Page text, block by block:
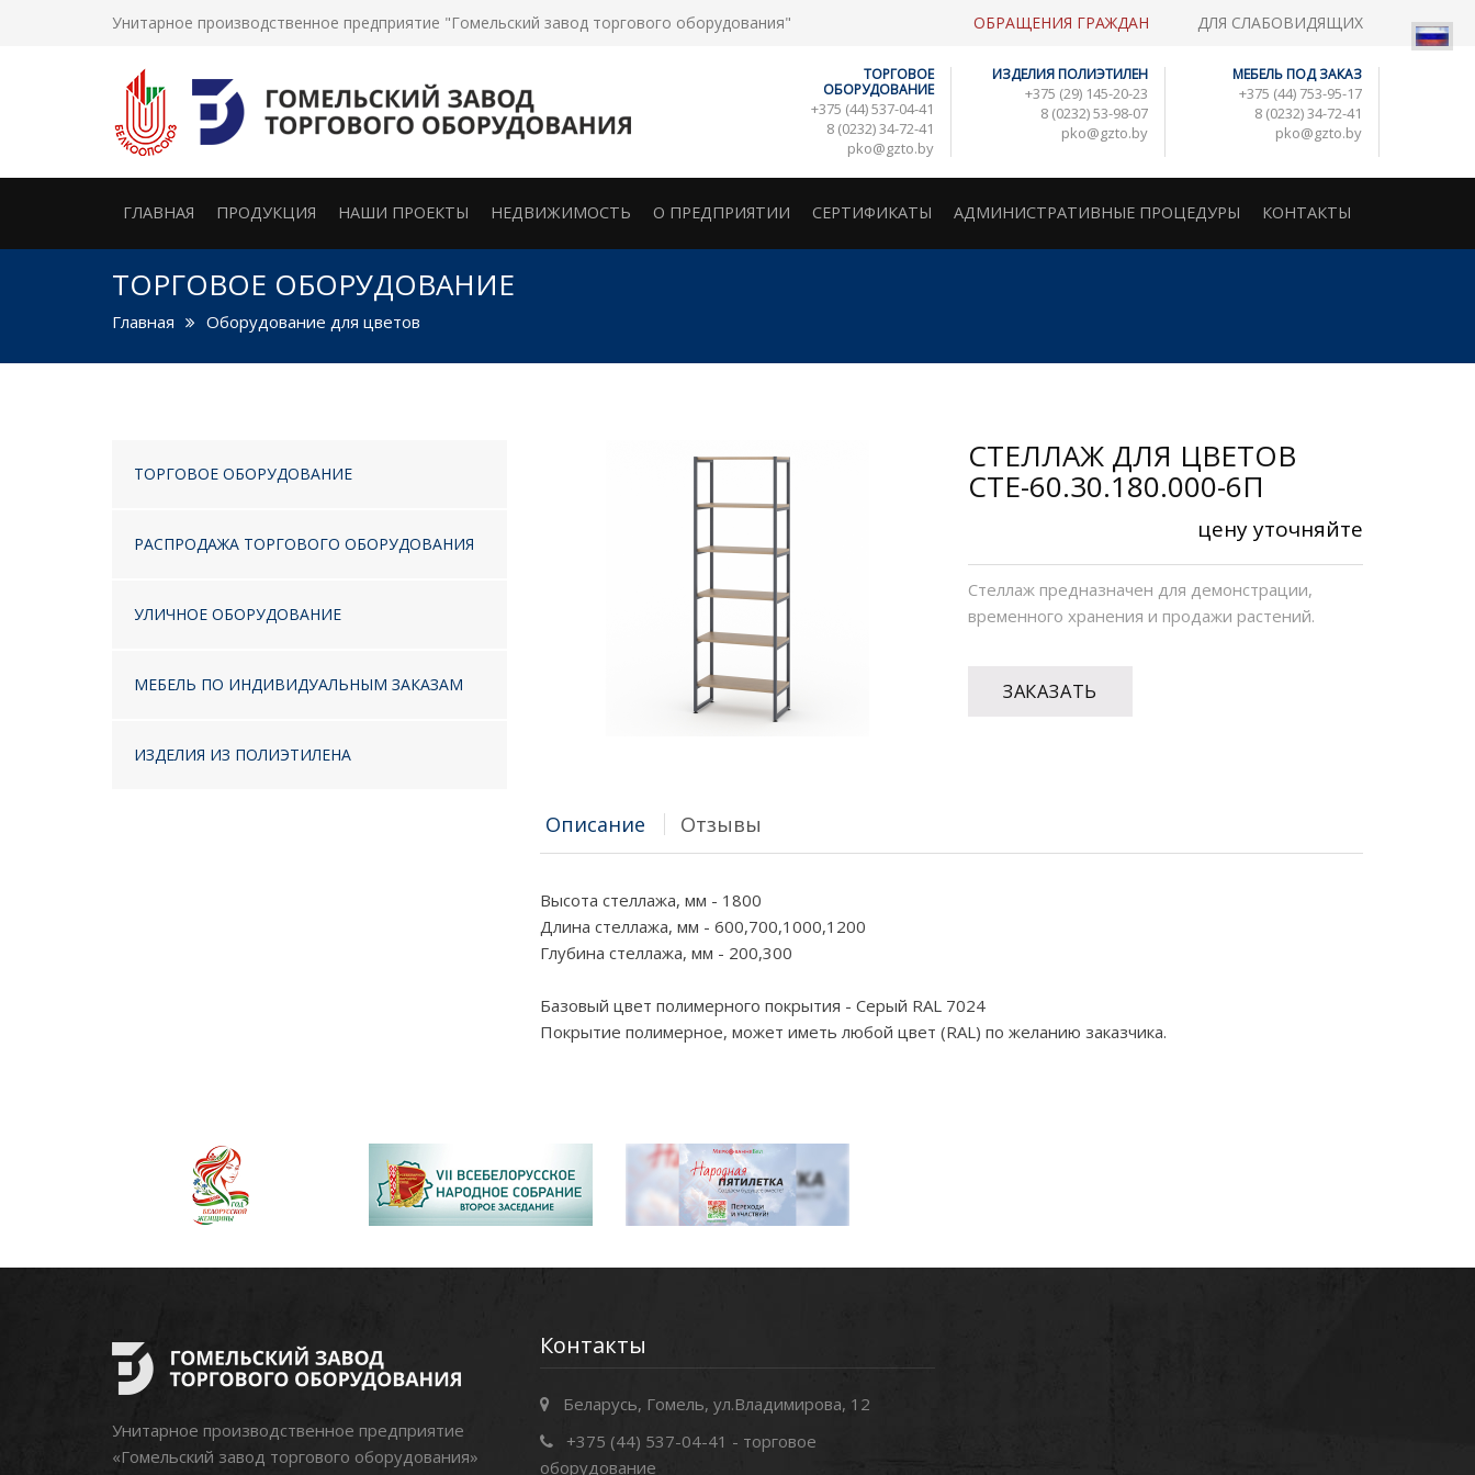
Унитарное производственное предприятие "Гомельский завод торгового оборудования" ОБРАЩЕНИЯ ГРАЖДАН ДЛЯ СЛАБОВИДЯЩИХ
ТОРГОВОЕ
ОБОРУДОВАНИЕ
+375 (44) 537-04-41
8 (0232) 34-72-41
pko@gzto.by
ИЗДЕЛИЯ ПОЛИЭТИЛЕН
+375 (29) 145-20-23
8 (0232) 53-98-07
pko@gzto.by
МЕБЕЛЬ ПОД ЗАКАЗ
+375 (44) 753-95-17
8 (0232) 34-72-41
pko@gzto.by
ГЛАВНАЯ ПРОДУКЦИЯ НАШИ ПРОЕКТЫ НЕДВИЖИМОСТЬ О ПРЕДПРИЯТИИ СЕРТИФИКАТЫ АДМИНИСТРАТИВНЫЕ ПРОЦЕДУРЫ КОНТАКТЫ
ТОРГОВОЕ ОБОРУДОВАНИЕ
Главная Оборудование для цветов
ТОРГОВОЕ ОБОРУДОВАНИЕ
РАСПРОДАЖА ТОРГОВОГО ОБОРУДОВАНИЯ
УЛИЧНОЕ ОБОРУДОВАНИЕ
МЕБЕЛЬ ПО ИНДИВИДУАЛЬНЫМ ЗАКАЗАМ
ИЗДЕЛИЯ ИЗ ПОЛИЭТИЛЕНА
СТЕЛЛАЖ ДЛЯ ЦВЕТОВ
СТЕ-60.30.180.000-6П
цену уточняйте
Стеллаж предназначен для демонстрации,
временного хранения и продажи растений.
Описание Отзывы
Высота стеллажа, мм - 1800
Длина стеллажа, мм - 600,700,1000,1200
Глубина стеллажа, мм - 200,300
Базовый цвет полимерного покрытия - Серый RAL 7024
Покрытие полимерное, может иметь любой цвет (RAL) по желанию заказчика.
Унитарное производственное предприятие
«Гомельский завод торгового оборудования»
Контакты
Беларусь, Гомель, ул.Владимирова, 12
+375 (44) 537-04-41 - торговое
оборудование